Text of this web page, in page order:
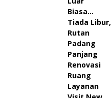
Biasa...
Tiada Libur,
Rutan
Padang
Panjang
Renovasi
Ruang
Layanan